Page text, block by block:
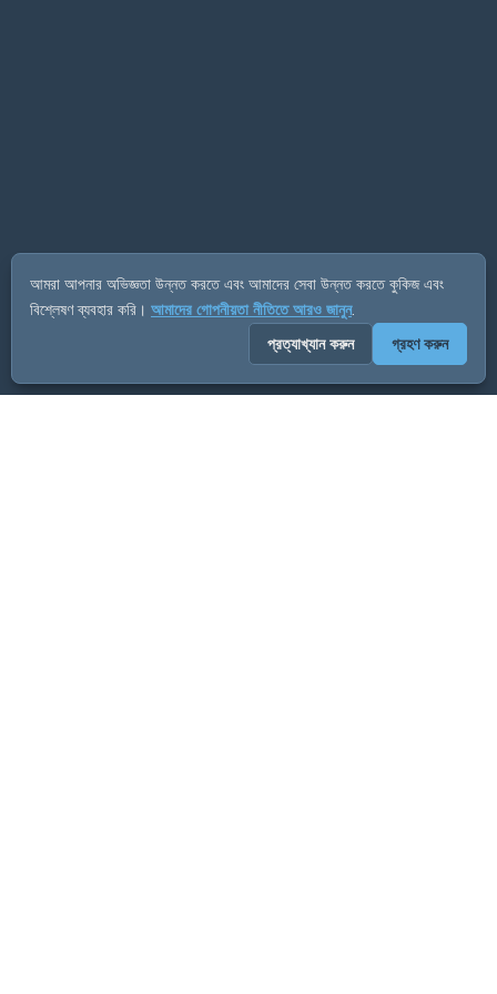
আমরা আপনার অভিজ্ঞতা উন্নত করতে এবং আমাদের সেবা উন্নত করতে কুকিজ এবং
বিশ্লেষণ ব্যবহার করি। আমাদের গোপনীয়তা নীতিতে আরও জানুন.
প্রত্যাখ্যান করুন
গ্রহণ করুন